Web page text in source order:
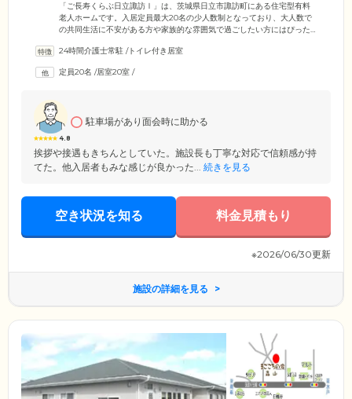
「ご長寿くらぶ日立諏訪Ⅰ」は、茨城県日立市諏訪町にある住宅型有料
老人ホームです。入居定員最大20名の少人数制となっており、大人数で
の共同生活に不安がある方や家族的な雰囲気で過ごしたい方にはぴった
ていますので、それぞれのプライバシーを保ちながらご自身のペースで
で、ご入居後もご家族様やご友人様といつでも会うことができ、外出や
24時間介護士常駐 /トイレ付き居室
定員20名 /居室20室 /
4.8
駐車場があり面会時に助かる
挨拶や接遇もきちんとしていた。施設長も丁寧な対応で信頼感が持
てた。他入居者もみな感じが良かった... 続きを見る
空き状況を知る 料金見積もり
※2026/06/30更新
施設の詳細を見る